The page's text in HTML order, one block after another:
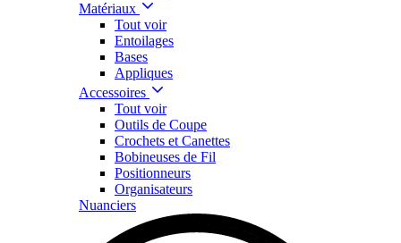
Matériaux
Tout voir
Entoilages
Bases
Appliques
Accessoires
Tout voir
Outils de Coupe
Crochets et Canettes
Bobineuses de Fil
Positionneurs
Organisateurs
Nuanciers